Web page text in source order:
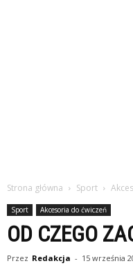
Strona główna Sport
Sport Akcesoria do ćwiczeń
OD CZEGO
Przez Redakcja - 15 września